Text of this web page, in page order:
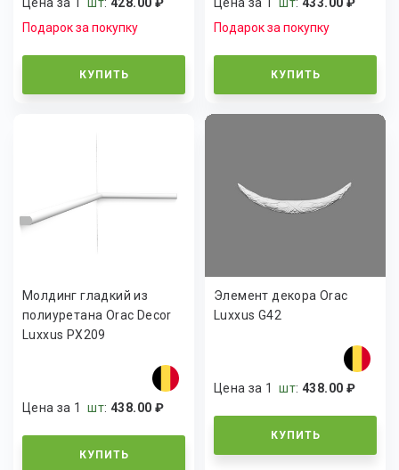
Подарок за покупку
КУПИТЬ
Подарок за покупку
КУПИТЬ
Молдинг гладкий из
полиуретана Orac Decor
Luxxus PX209
Цена за 1шт:438.00 ₽
КУПИТЬ
Элемент декора Orac
Luxxus G42
Цена за 1шт:438.00 ₽
КУПИТЬ